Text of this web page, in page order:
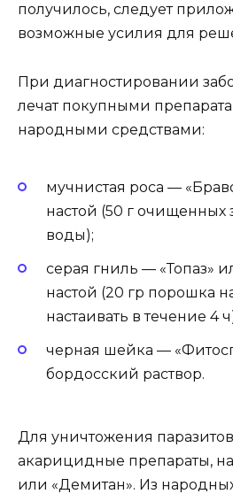
получилось, следует
возможные усилия для
При диагностировании
лечат покупными
народными средствами:
мучнистая роса —
настой (50 г очищенных
воды);
серая гниль — «Топаз»
настой (20 гр порошка
настаивать в течение 4
черная шейка —
бордосский раствор.
Для уничтожения
акарицидные препараты,
или «Демитан». Из